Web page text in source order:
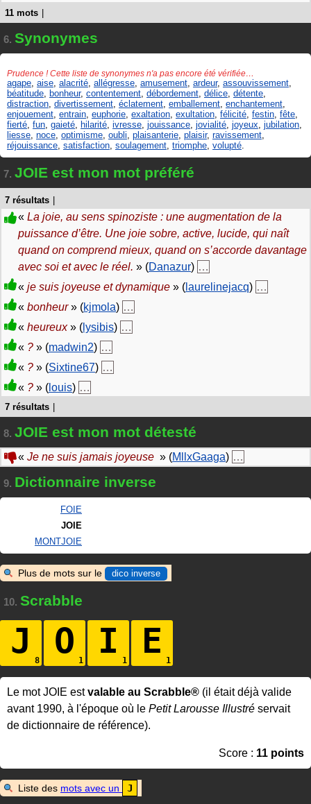
11 mots
6. Synonymes
Prudence ! Cette liste de synonymes n'a pas encore été vérifiée…
agape aise alacrité allégresse amusement ardeur, assouvissement
béatitude bonheur, contentement débordement délice détente
distraction divertissement éclatement emballement enchantement
enjouement entrain euphorie exaltation exultation félicité festin fête
fierté fun gaieté hilarité ivresse jouissance jovialité joyeux jubilation
liesse noce optimisme oubli plaisanterie plaisir, ravissement
réjouissance satisfaction soulagement triomphe volupté
7. JOIE est mon mot préféré
7 résultats |
« La joie, au sens spinoziste : une augmentation de la
puissance d’être. Une joie sobre, active, lucide, qui naît
quand on comprend mieux, quand on s’accorde davantage
avec soi et avec le réel. » (Danazur) …
« je suis joyeuse et dynamique » ( laurelinejacq) …
« bonheur» (kjmola) …
« heureux» ( lysibis) …
« ? » (madwin2) …
« ? » (Sixtine67) …
« ? » ( louis) …
7 résultats |
8. JOIE est mon mot détesté
« Je ne suis jamais joyeuse » (MllxGaaga) …
9. Dictionnaire inverse
FOIE
JOIE
MONTJOIE
Plus de mots sur le dico inverse
10. Scrabble
J O I E
Le mot JOIE estvalable au Scrabble® (il était déjà valide
avant 1990, à l'époque où le Petit Larousse Illustré servait
de dictionnaire de référence).
Score : 11 points
Liste des mots avec un J